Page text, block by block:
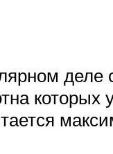
которых